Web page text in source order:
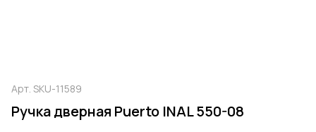
Арт. SKU-11589
Ручка дверная Puerto INAL 550-08